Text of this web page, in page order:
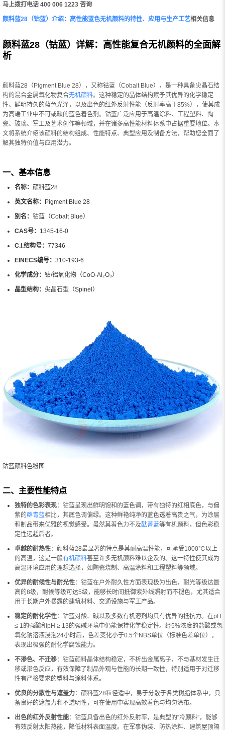
马上拨打电话 400 006 1223 咨询
颜料蓝28（钴蓝）介绍：高性能蓝色无机颜料的特性、应用与生产工艺相关信息
颜料蓝28（钴蓝）详解：高性能复合无机颜料的全面解
析
颜料蓝28（Pigment Blue 28），又称钴蓝（Cobalt Blue），是一种具备尖晶石结
构的混合金属氧化物复合无机颜料。这种稳定的晶体结构赋予其优异的化学稳定
性、鲜明持久的蓝色光泽，以及出色的红外反射性能（反射率高于85%），使其成
为高端工业中不可或缺的蓝色着色剂。钴蓝广泛应用于高温涂料、工程塑料、陶
瓷、玻璃、军工及艺术创作等领域，并在诸多高性能材料体系中占据重要地位。本
文将系统介绍该颜料的结构组成、性能特点、典型应用及制备方法，帮助您全面了
解其独特价值与应用潜力。
一、基本信息
名称： 颜料蓝28
英文名称： Pigment Blue 28
别名： 钴蓝（Cobalt Blue）
CAS号： 1345-16-0
C.I.结构号： 77346
EINECS编号： 310-193-6
化学成分： 钴/铝氧化物（CoO·Al₂O₃）
晶型结构： 尖晶石型（Spinel）
钴蓝颜料色粉图
二、主要性能特点
独特的色彩表现：钴蓝呈现出鲜明饱和的蓝色调，带有独特的红相底色，与偏
紫的群青蓝相比，其底色调偏绿。这种鲜艳纯净的蓝色透着高贵之气，为涂层
和制品带来优雅的视觉感受。虽然其着色力不及酞菁蓝等有机颜料，但色彩稳
定性远超后者。
卓越的耐热性：颜料蓝28最显著的特点是其耐高温性能，可承受1000℃以上
的高温，这是一般有机颜料甚至许多无机颜料难以企及的。这一特性使其成为
高温环境应用的理想选择，如陶瓷烧制、高温涂料和工程塑料等领域。
优异的耐候性与耐光性：钴蓝在户外耐久性方面表现极为出色，耐光等级达最
高的8级，耐候等级可达5级，能够长时间抵御紫外线照射而不褪色，尤其适合
用于长期户外暴露的建筑材料、交通设施与军工产品。
稳定的耐化学性：钴蓝对酸、碱以及多数有机溶剂均具有优异的抵抗力。在pH
≤ 1的强酸和pH ≥ 13的强碱环境中仍能保持化学稳定性。经5%浓度的盐酸或氢
氧化钠溶液浸泡24小时后，色差变化小于0.5个NBS单位（标准色差单位），
表现出极强的耐化学腐蚀能力。
不渗色、不迁移：钴蓝颜料晶体结构稳定，不析出金属离子，不与基材发生迁
移或渗色反应，有效保障了制品外观与性能的长期一致性，特别适用于对迁移
性有严格要求的塑料与涂料体系。
优良的分散性与遮盖力：颜料蓝28粒径适中，易于分散于各类树脂体系中，具
备良好的遮盖力和不透明性，可在使用中实现高效着色与均匀涂布。
出色的红外反射性能：钴蓝具备出色的红外反射率，是典型的“冷颜料”，能够
有效反射太阳热能，降低材料表面温度。在军事伪装、防热涂料、建筑屋顶隔